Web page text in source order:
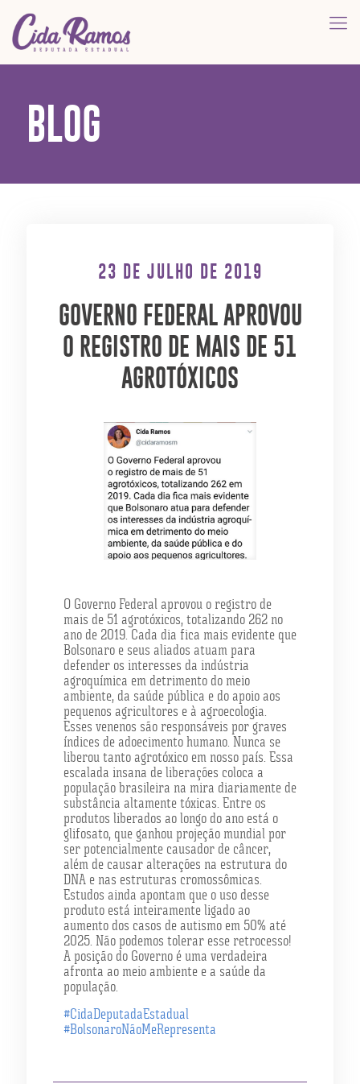
BLOG
23 DE JULHO DE 2019
GOVERNO FEDERAL APROVOU
O REGISTRO DE MAIS DE 51
AGROTÓXICOS
O Governo Federal aprovou o registro de
mais de 51 agrotóxicos, totalizando 262 no
ano de 2019. Cada dia fica mais evidente que
Bolsonaro e seus aliados atuam para
defender os interesses da indústria
agroquímica em detrimento do meio
ambiente, da saúde pública e do apoio aos
pequenos agricultores e à agroecologia.
Esses venenos são responsáveis por graves
índices de adoecimento humano. Nunca se
liberou tanto agrotóxico em nosso país. Essa
escalada insana de liberações coloca a
população brasileira na mira diariamente de
substância altamente tóxicas. Entre os
produtos liberados ao longo do ano está o
glifosato, que ganhou projeção mundial por
ser potencialmente causador de câncer,
além de causar alterações na estrutura do
DNA e nas estruturas cromossômicas.
Estudos ainda apontam que o uso desse
produto está inteiramente ligado ao
aumento dos casos de autismo em 50% até
2025. Não podemos tolerar esse retrocesso!
A posição do Governo é uma verdadeira
afronta ao meio ambiente e a saúde da
população.
#CidaDeputadaEstadual
#BolsonaroNãoMeRepresenta